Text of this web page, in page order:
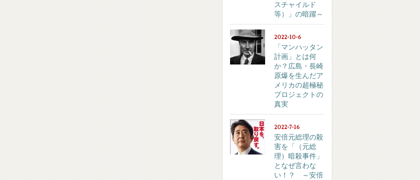
スチャイルド
等）」の暗躍～
2022-10-6
「マンハッタン
計画」とは何
か？広島・長崎
原爆を生んだア
メリカの超極秘
プロジェクトの
真実
2022-7-16
安倍元総理の殺
害を「（元総
理）暗殺事件」
となぜ言わな
い！？ ～安倍